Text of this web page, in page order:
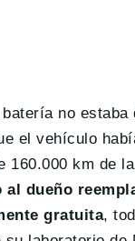
no estaba
el vehículo
160.000 km de
al dueño
gratuita,